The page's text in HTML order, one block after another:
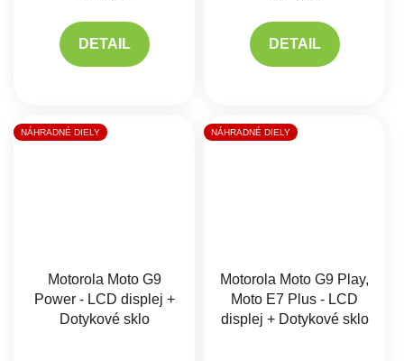
DETAIL DETAIL
NÁHRADNÉ DIELY
Motorola Moto G9
Power - LCD displej +
Dotykové sklo
NÁHRADNÉ DIELY
Motorola Moto G9 Play,
Moto E7 Plus - LCD
displej + Dotykové sklo